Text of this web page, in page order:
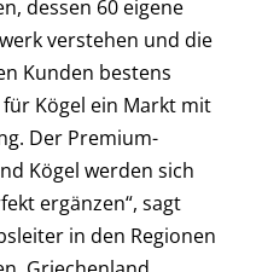
dessen 60 eigene
verstehen und die
Kunden bestens
Kögel ein Markt mit
Der Premium-
Kögel werden sich
ergänzen“, sagt
in den Regionen